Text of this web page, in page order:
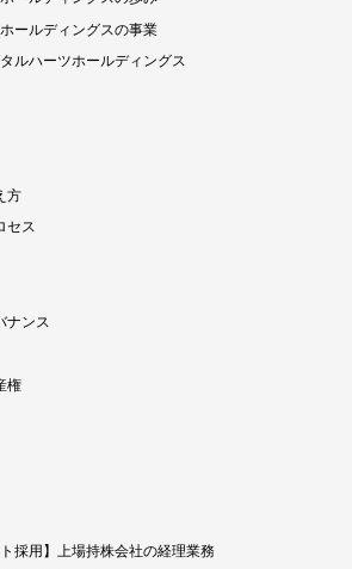
ールディングスの事業
ルハーツホールディングス
方
セス
ナンス
権
ト採用】上場持株会社の経理業務